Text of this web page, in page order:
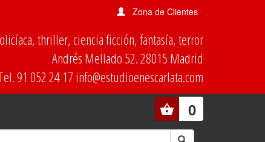
Zona de Clientes
thriller, ciencia ficción, fantasía, terror
Andrés Mellado 52. 28015 Madrid
91 052 24 17 info@estudioenescarlata.com
0